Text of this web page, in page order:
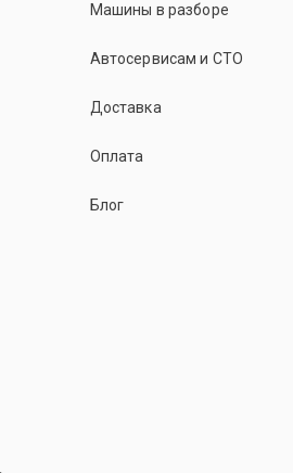
Машины в разборе
Автосервисам и СТО
Доставка
Оплата
Блог